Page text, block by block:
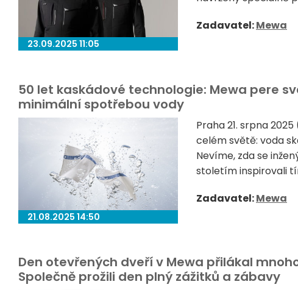
23.09.2025 11:05
Zadavatel:Mewa
50 let kaskádové technologie: Mewa pere
minimální spotřebou vody
21.08.2025 14:50
Praha 21. srpna
celém světě: voda
Nevíme, zda se
stoletím inspirovali
Zadavatel:Mewa
Den otevřených dveří v Mewa přilákal
Společně prožili den plný zážitků a zábavy